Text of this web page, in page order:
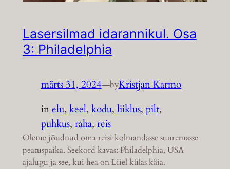
Lasersilmad idarannikul. Osa
3: Philadelphia
märts 31, 2024—byKristjan Karmo
inelu, keel, kodu, liiklus, pilt
puhkus, raha, reis
Oleme jõudnud oma reisi kolmandasse suuremasse
peatuspaika. Seekord kavas: Philadelphia, USA
ajalugu ja see, kui hea on Liiel külas käia.